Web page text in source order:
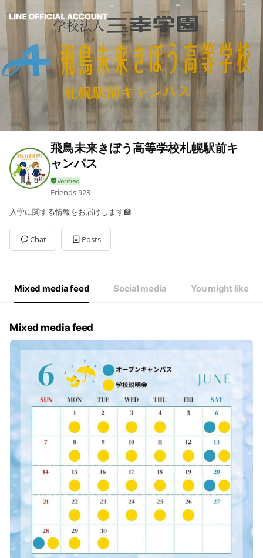
飛鳥未来きぼう高等学校札幌駅前キ
ャンパス
Friends923
入学に関する情報をお届けします🏫
Chat Posts
Mixed media feed Social media You might like
Mixed media feed